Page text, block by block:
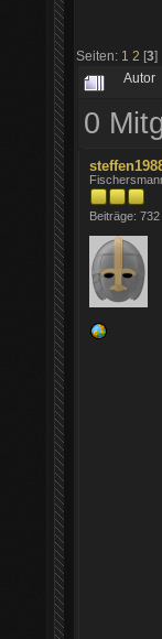
Seiten: 1 2 [3]
Autor
0
Beiträge: 732